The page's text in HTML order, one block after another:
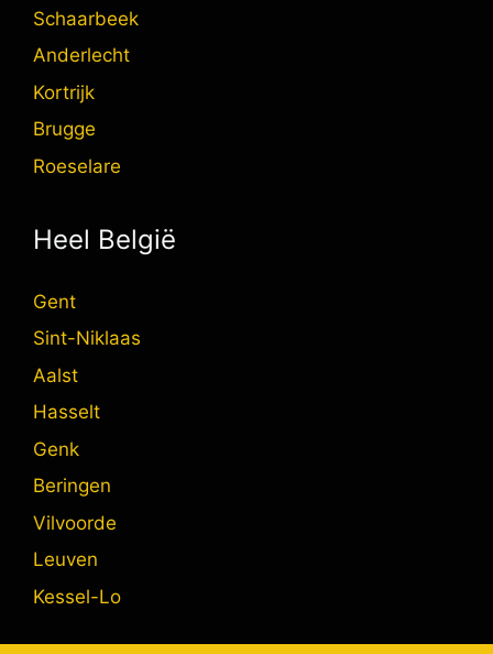
Schaarbeek
Anderlecht
Kortrijk
Brugge
Roeselare
Heel België
Gent
Sint-Niklaas
Aalst
Hasselt
Genk
Beringen
Vilvoorde
Leuven
Kessel-Lo